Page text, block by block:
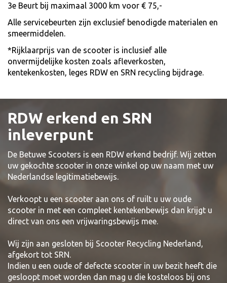
3e Beurt bij maximaal 3000 km voor € 75,-
Alle servicebeurten zijn exclusief benodigde materialen en
smeermiddelen.
*Rijklaarprijs van de scooter is inclusief alle
onvermijdelijke kosten zoals afleverkosten,
kentekenkosten, leges RDW en SRN recycling bijdrage.
RDW erkend en SRN
inleverpunt
De Betuwe Scooters is een RDW erkend bedrijf. Wij zetten
uw gekochte scooter in onze winkel op uw naam met uw
Nederlandse legitimatiebewijs.
Verkoopt u een scooter aan ons of ruilt u uw oude
scooter in met een compleet kentekenbewijs dan krijgt u
direct van ons een vrijwaringsbewijs mee.
Wij zijn aan gesloten bij Scooter Recycling Nederland,
afgekort tot SRN.
Indien u een oude of defecte scooter in uw bezit heeft die
gesloopt moet worden dan mag u die kosteloos bij ons